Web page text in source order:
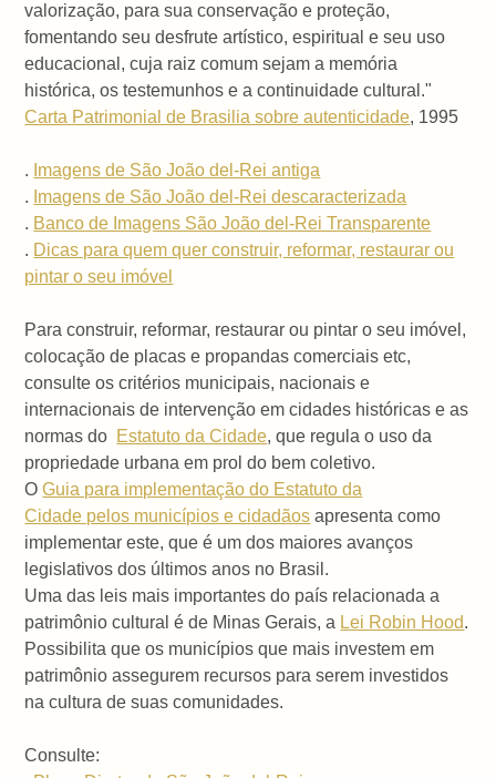
valorização, para sua conservação e proteção,
fomentando seu desfrute artístico, espiritual e seu uso
educacional, cuja raiz comum sejam a memória
histórica, os testemunhos e a continuidade cultural."
Carta Patrimonial de Brasilia sobre autenticidade, 1995
. Imagens de São João del-Rei antiga
. Imagens de São João del-Rei descaracterizada
. Banco de Imagens São João del-Rei Transparente
. Dicas para quem quer construir, reformar, restaurar ou
pintar o seu imóvel
Para construir, reformar, restaurar ou pintar o seu imóvel,
colocação de placas e propandas comerciais etc,
consulte os critérios municipais, nacionais e
internacionais de intervenção em cidades históricas e as
normas do Estatuto da Cidade, que regula o uso da
propriedade urbana em prol do bem coletivo.
OGuia para implementação do Estatuto da
Cidade pelos municípios e cidadãos apresenta como
implementar este, que é um dos maiores avanços
legislativos dos últimos anos no Brasil.
Uma das leis mais importantes do país relacionada a
patrimônio cultural é de Minas Gerais, a Lei Robin Hood.
Possibilita que os municípios que mais investem em
patrimônio assegurem recursos para serem investidos
na cultura de suas comunidades.
Consulte: